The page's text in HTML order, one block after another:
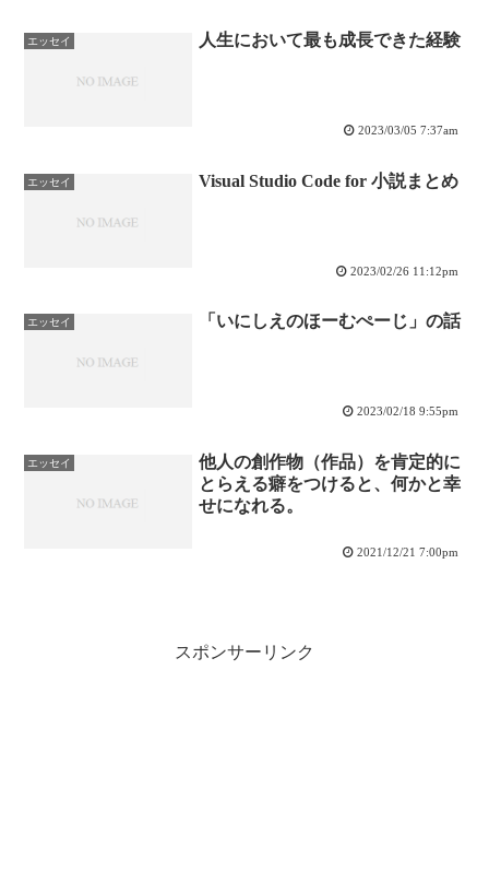
エッセイ 人生において最も成長できた経験
2023/03/05 7:37am
エッセイ Visual Studio Code for 小説まとめ
2023/02/26 11:12pm
エッセイ 「いにしえのほーむぺーじ」の話
2023/02/18 9:55pm
エッセイ
他人の創作物（作品）を肯定的に
とらえる癖をつけると、何かと幸
せになれる。
2021/12/21 7:00pm
スポンサーリンク